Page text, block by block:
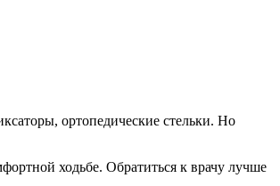
ортопедические стельки. Но
ходьбе. Обратиться к врачу лучше